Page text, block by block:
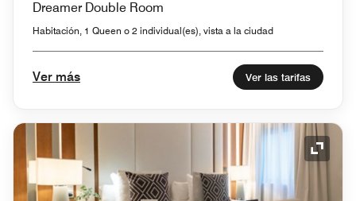
Dreamer Double Room
Habitación, 1 Queen o 2 individual(es), vista a la ciudad
Ver más Ver las tarifas
Icono